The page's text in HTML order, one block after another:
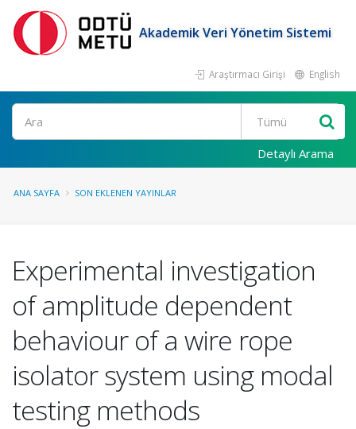
Akademik Veri Yönetim Sistemi
Araştırmacı Girişi English
Ara
Detaylı Arama
ANA SAYFA SON EKLENEN YAYINLAR
Experimental investigation
of amplitude dependent
behaviour of a wire rope
isolator system using modal
testing methods